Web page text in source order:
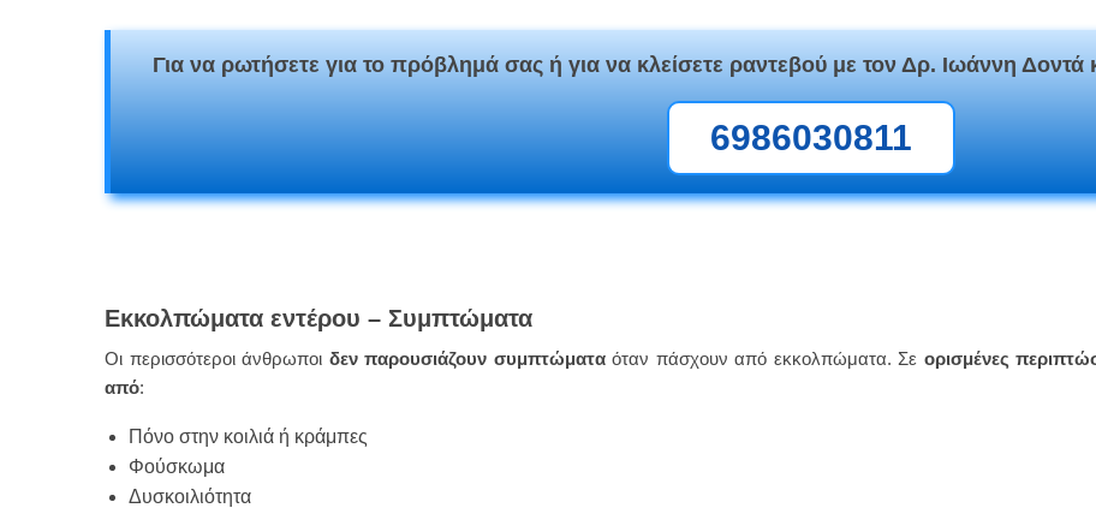
Για να ρωτήσετε για το πρόβλημά σας ή για να κλείσετε ραντεβού με τον Δρ. Ιωάννη Δοντά
6986030811
Εκκολπώματα εντέρου – Συμπτώματα
Οι περισσότεροι άνθρωποι δεν παρουσιάζουν συμπτώματαόταν πάσχουν από εκκολπώματα. Σε ορισμένες
από:
Πόνο στην κοιλιά ή κράμπες
Φούσκωμα
Δυσκοιλιότητα